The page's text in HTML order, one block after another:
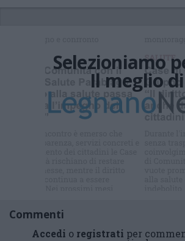
Selezioniamo
Il meglio di
Iscriviti
Commenti
Accedi o registrati per